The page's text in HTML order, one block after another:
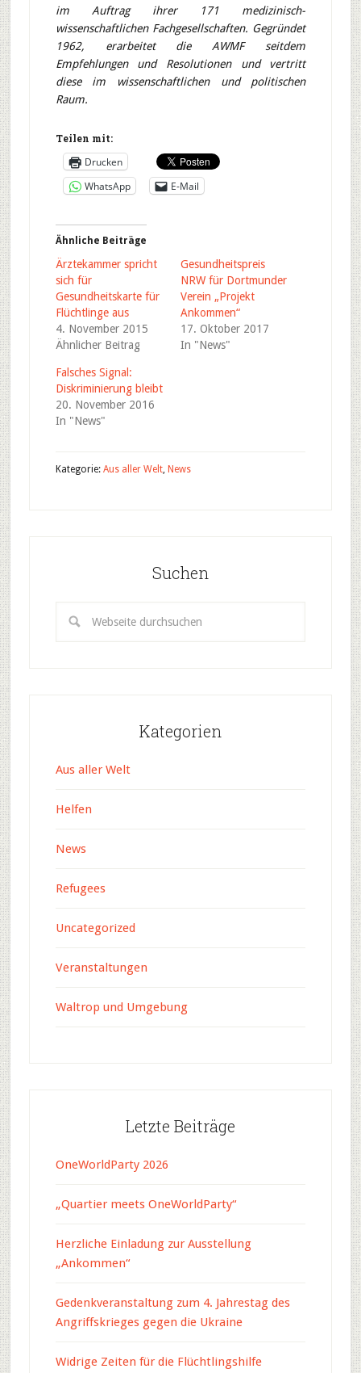
im Auftrag ihrer 171 medizinisch-
wissenschaftlichen Fachgesellschaften. Gegründet
1962, erarbeitet die AWMF seitdem
Empfehlungen und Resolutionen und vertritt
diese im wissenschaftlichen und politischen
Raum.
Teilen mit:
Drucken
WhatsApp
E-Mail
Ähnliche Beiträge
Ärztekammer spricht
sich für
Gesundheitskarte für
Flüchtlinge aus
4. November 2015
Ähnlicher Beitrag
Gesundheitspreis
NRW für Dortmunder
Verein „Projekt
Ankommen“
17. Oktober 2017
In "News"
Falsches Signal:
Diskriminierung bleibt
20. November 2016
In "News"
Kategorie: Aus aller Welt, News
Suchen
Kategorien
Aus aller Welt
Helfen
News
Refugees
Uncategorized
Veranstaltungen
Waltrop und Umgebung
Letzte Beiträge
OneWorldParty 2026
„Quartier meets OneWorldParty“
Herzliche Einladung zur Ausstellung
„Ankommen“
Gedenkveranstaltung zum 4. Jahrestag des
Angriffskrieges gegen die Ukraine
Widrige Zeiten für die Flüchtlingshilfe